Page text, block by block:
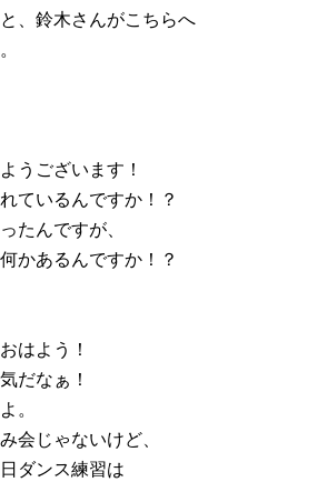
、鈴木さんがこちらへ
うございます！
ているんですか！？
たんですが、
かあるんですか！？
はよう！
だなぁ！
。
会じゃないけど、
ダンス練習は